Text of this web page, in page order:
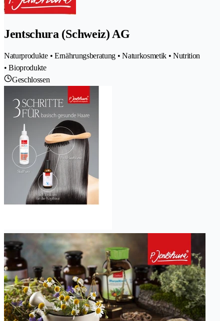
Jentschura (Schweiz) AG
Naturprodukte • Ernährungsberatung • Naturkosmetik • Nutrition
• Bioprodukte
Geschlossen